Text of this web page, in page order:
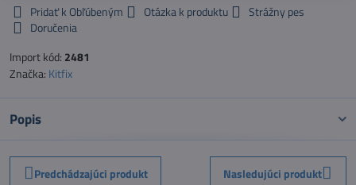
Pridať k Obľúbeným Otázka k produktu
Strážny pes
Doručenia
Import kód: 2481
Značka: Kitfix
Popis
Predchádzajúci produkt Nasledujúci produkt